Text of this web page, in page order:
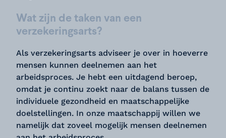
Wat zijn de taken van een
verzekeringsarts?
Als verzekeringsarts adviseer je over in hoeverre
mensen kunnen deelnemen aan het
arbeidsproces. Je hebt een uitdagend beroep,
omdat je continu zoekt naar de balans tussen de
individuele gezondheid en maatschappelijke
doelstellingen. In onze maatschappij willen we
namelijk dat zoveel mogelijk mensen deelnemen